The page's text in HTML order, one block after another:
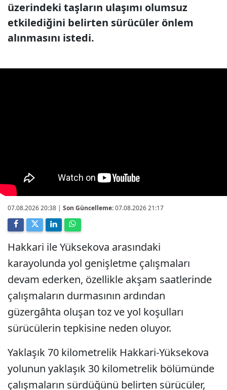
üzerindeki taşların ulaşımı olumsuz
etkilediğini belirten sürücüler önlem
alınmasını istedi.
07.08.2026 20:38 | Son Güncelleme:07.08.2026 21:17
Hakkari ile Yüksekova arasındaki
karayolunda yol genişletme çalışmaları
devam ederken, özellikle akşam saatlerinde
çalışmaların durmasının ardından
güzergâhta oluşan toz ve yol koşulları
sürücülerin tepkisine neden oluyor.
Yaklaşık 70 kilometrelik Hakkari-Yüksekova
yolunun yaklaşık 30 kilometrelik bölümünde
çalışmaların sürdüğünü belirten sürücüler,